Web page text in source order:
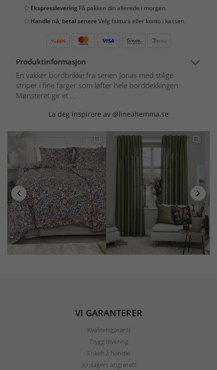
Ekspresslevering Få pakken din allerede i morgen.
Handle nå, betal senereVelg faktura eller konto i kassen.
Produktinformasjon
En vakker bordbrikke fra serien Jonas med stilige
striper i fine farger som løfter hele borddekkingen.
Mønsteret gir et ...
La deg inspirere av @lineahemma.se
VI GARANTERER
Kvalitetsgaranti
Trygg levering
Enkelt å handle
30 dagers angrerett